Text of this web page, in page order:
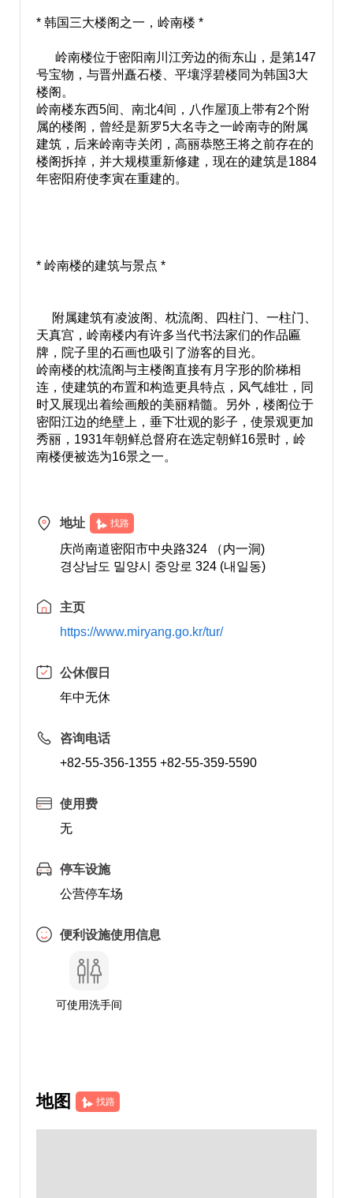
* 韩国三大楼阁之一，岭南楼 *
岭南楼位于密阳南川江旁边的衙东山，是第147
号宝物，与晋州矗石楼、平壤浮碧楼同为韩国3大
楼阁。
岭南楼东西5间、南北4间，八作屋顶上带有2个附
属的楼阁，曾经是新罗5大名寺之一岭南寺的附属
建筑，后来岭南寺关闭，高丽恭愍王将之前存在的
楼阁拆掉，并大规模重新修建，现在的建筑是1884
年密阳府使李寅在重建的。
* 岭南楼的建筑与景点 *
附属建筑有凌波阁、枕流阁、四柱门、一柱门、
天真宫，岭南楼内有许多当代书法家们的作品匾
牌，院子里的石画也吸引了游客的目光。
岭南楼的枕流阁与主楼阁直接有月字形的阶梯相
连，使建筑的布置和构造更具特点，风气雄壮，同
时又展现出着绘画般的美丽精髓。另外，楼阁位于
密阳江边的绝壁上，垂下壮观的影子，使景观更加
秀丽，1931年朝鲜总督府在选定朝鲜16景时，岭
南楼便被选为16景之一。
地址 找路
庆尚南道密阳市中央路324 （内一洞)
경상남도 밀양시 중앙로 324 (내일동)
主页
https://www.miryang.go.kr/tur/
公休假日
年中无休
咨询电话
+82-55-356-1355 +82-55-359-5590
使用费
无
停车设施
公营停车场
便利设施使用信息
可使用洗手间
地图 找路